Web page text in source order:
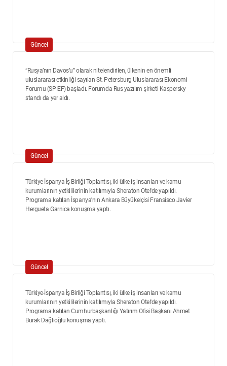
Güncel
“Rusya’nın Davos’u” olarak nitelendirilen, ülkenin en önemli
uluslararası etkinliği sayılan St. Petersburg Uluslararası Ekonomi
Forumu (SPIEF) başladı. Forumda Rus yazılım şirketi Kaspersky
standı da yer aldı.
Güncel
Türkiye-İspanya İş Birliği Toplantısı, iki ülke iş insanları ve kamu
kurumlarının yetkililerinin katılımıyla Sheraton Otel'de yapıldı.
Programa katılan İspanya'nın Ankara Büyükelçisi Fransisco Javier
Hergueta Garnica konuşma yaptı.
Güncel
Türkiye-İspanya İş Birliği Toplantısı, iki ülke iş insanları ve kamu
kurumlarının yetkililerinin katılımıyla Sheraton Otel'de yapıldı.
Programa katılan Cumhurbaşkanlığı Yatırım Ofisi Başkanı Ahmet
Burak Dağlıoğlu konuşma yaptı.